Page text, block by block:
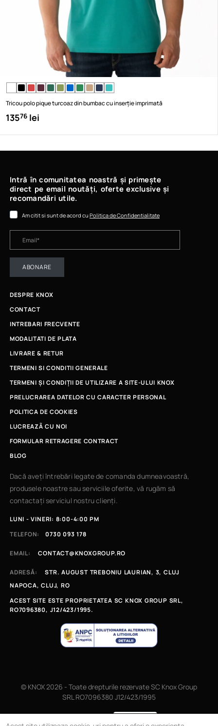
Tricou polo pique turcoaz din bumbac cu inserție imprimată
13576 lei
Intră în comunitatea noastră și primește
direct pe email noutăți, oferte exclusive și
recomandări utile.
Am citit si sunt de acord cu Politica de Confidentialitate
ABONARE
DESPRE KNOX
CONTACT
INTREBARI FRECVENTE
MODALITATI DE PLATA
LIVRARE & RETUR
TERMENI SI CONDITII GENERALE
TERMENI ȘI CONDIȚII DE UTILIZARE A SITE-ULUI KNOX
PRELUCRAREA DATELOR CU CARACTER PERSONAL
POLITICA DE COOKIES
LUCREAZÃ CU NOI
FORMULAR RETRAGERE CONTRACT
BLOG
Dacă aveți întrebări legate de comanda dumneavoastră,
produsele noastre sau serviciile oferite, vă rugăm să
contactați serviciul nostru clienți.
LUNI - VINERI: 8:00-4:00 PM
TELEFON:
0730 093 178
EMAIL: CONTACT@KNOXGROUP.RO
ADRESĂ:
STR. AUGUST TREBONIU LAURIAN, 3, CLUJ
NAPOCA, CLUJ, RO
ACEST SITE ESTE PROPRIETATEA SC KNOX GROUP SRL,
RO7096380, J12/423/1995.
© KNOX 2026 - Toate drepturile rezervate SC Knox Group
SRL RO7096380 J12/423/1995